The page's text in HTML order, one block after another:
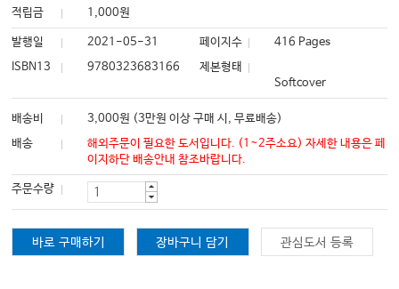
적립금 1,000원
발행일 2021-05-31 페이지수
416 Pages
ISBN13
9780323683166
제본형태
Softcover
배송비
3,000원 (3만원 이상 구매 시, 무료배송)
배송
해외주문이 필요한 도서입니다. (1~2주소요) 자세한 내용은 페
이지하단 배송안내 참조바랍니다.
주문수량
바로 구매하기 장바구니 담기 관심도서 등록